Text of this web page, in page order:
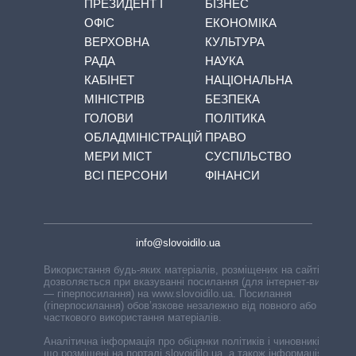
ПРЕЗИДЕНТ І
ОФІС
ВЕРХОВНА
РАДА
КАБІНЕТ
МІНІСТРІВ
ГОЛОВИ
ОБЛАДМІНІСТРАЦІЙ
МЕРИ МІСТ
ВСІ ПЕРСОНИ
БІЗНЕС
ЕКОНОМІКА
КУЛЬТУРА
НАУКА
НАЦІОНАЛЬНА
БЕЗПЕКА
ПОЛІТИКА
ПРАВО
СУСПІЛЬСТВО
ФІНАНСИ
info@slovoidilo.ua
Використання будь-яких матеріалів, розміщених на сайті,
дозволяється при вказуванні посилання (для інтернет-видань
— гіперпосилання) на www.slovoidilo.ua. Посилання
(гіперпосилання) обов’язкове незалежно від повного або
часткового використання матеріалів.
Аналітична інформація про обіцянки політиків і чиновників,
що розміщені на порталі slovoidilo.ua, а також інформація про